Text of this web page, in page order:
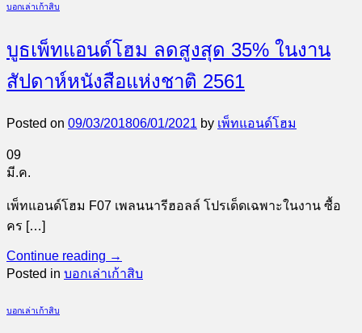
บอกเล่าเก้าสิบ
บูธเพ็ทแอนด์โฮม ลดสูงสุด 35% ในงาน
สัปดาห์หนังสือแห่งชาติ 2561
Posted on 09/03/201806/01/2021 by เพ็ทแอนด์โฮม
09
มี.ค.
เพ็ทแอนด์โฮม F07 เพลนนารีฮอลล์ โปรเด็ดเฉพาะในงาน ซื้อ
คร […]
Continue reading →
Posted in บอกเล่าเก้าสิบ
บอกเล่าเก้าสิบ